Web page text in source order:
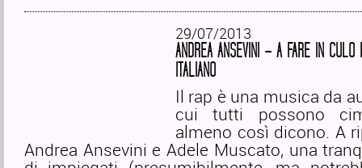
29/07/2013
ANDREA ANSEVINI – A FARE IN CULO
ITALIANO
Il rap è una musica da
cui tutti possono
almeno così dicono. A
Andrea Ansevini e Adele Muscato, una